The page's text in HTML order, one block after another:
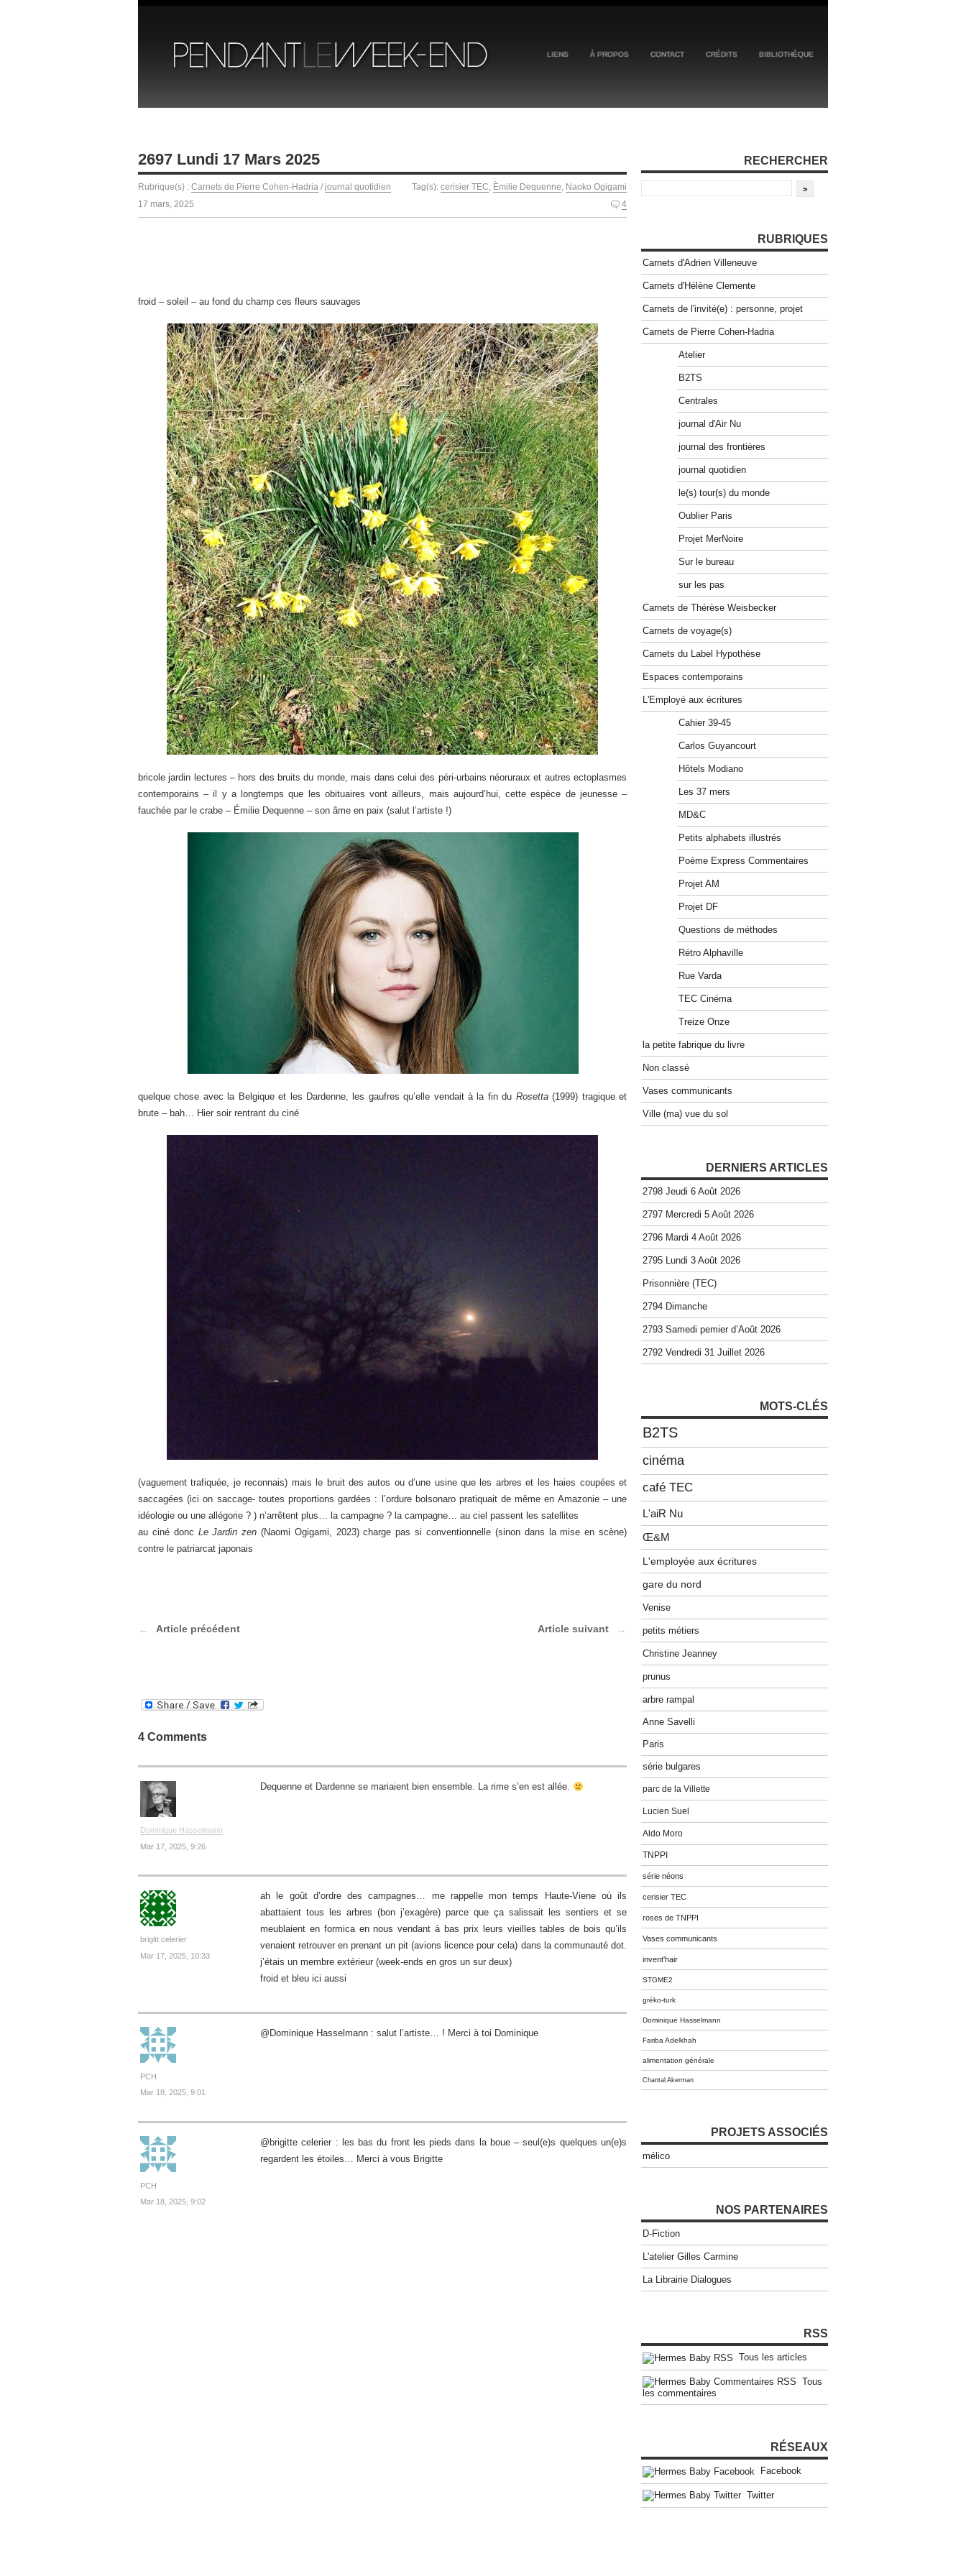
LIENS À PROPOS CONTACT CRÉDITS BIBLIOTHÈQUE
2697 Lundi 17 Mars 2025
Rubrique(s) : Carnets de Pierre Cohen-Hadria / journal quotidien Tag(s): cerisier TEC, Èmilie Dequenne, Naoko Ogigami
17 mars, 2025
4
froid – soleil – au fond du champ ces fleurs sauvages
bricole jardin lectures – hors des bruits du monde, mais dans celui des péri-urbains néoruraux et autres ectoplasmes
contemporains – il y a longtemps que les obituaires vont ailleurs, mais aujourd’hui, cette espèce de jeunesse –
fauchée par le crabe – Émilie Dequenne – son âme en paix (salut l’artiste !)
quelque chose avec la Belgique et les Dardenne, les gaufres qu’elle vendait à la fin du Rosetta(1999) tragique et
brute – bah… Hier soir rentrant du ciné
(vaguement trafiquée, je reconnais) mais le bruit des autos ou d’une usine que les arbres et les haies coupées et
saccagées (ici on saccage- toutes proportions gardées : l’ordure bolsonaro pratiquait de même en Amazonie – une
idéologie ou une allégorie ? ) n’arrêtent plus… la campagne ? la campagne… au ciel passent les satellites
au ciné donc Le Jardin zen (Naomi Ogigami, 2023) charge pas si conventionnelle (sinon dans la mise en scène)
contre le patriarcat japonais
Article précédent Article suivant
4 Comments
Dominique Hasselmann
Mar 17, 2025, 9:26
Dequenne et Dardenne se mariaient bien ensemble. La rime s’en est allée.
brigitt celerier
Mar 17, 2025, 10:33
ah le goût d’ordre des campagnes… me rappelle mon temps Haute-Viene où ils
abattaient tous les arbres (bon j’exagère) parce que ça salissait les sentiers et se
meublaient en formica en nous vendant à bas prix leurs vieilles tables de bois qu’ils
venaient retrouver en prenant un pit (avions licence pour cela) dans la communauté dot.
j’étais un membre extérieur (week-ends en gros un sur deux)
froid et bleu ici aussi
PCH
Mar 18, 2025, 9:01
@Dominique Hasselmann : salut l’artiste… ! Merci à toi Dominique
PCH
Mar 18, 2025, 9:02
@brigitte celerier : les bas du front les pieds dans la boue – seul(e)s quelques un(e)s
regardent les étoiles… Merci à vous Brigitte
RECHERCHER
RUBRIQUES
Carnets d'Adrien Villeneuve
Carnets d'Hélène Clemente
Carnets de l'invité(e) : personne, projet
Carnets de Pierre Cohen-Hadria
Atelier
B2TS
Centrales
journal d'Air Nu
journal des frontières
journal quotidien
le(s) tour(s) du monde
Oublier Paris
Projet MerNoire
Sur le bureau
sur les pas
Carnets de Thérèse Weisbecker
Carnets de voyage(s)
Carnets du Label Hypothèse
Espaces contemporains
L'Employé aux écritures
Cahier 39-45
Carlos Guyancourt
Hôtels Modiano
Les 37 mers
MD&C
Petits alphabets illustrés
Poème Express Commentaires
Projet AM
Projet DF
Questions de méthodes
Rétro Alphaville
Rue Varda
TEC Cinéma
Treize Onze
la petite fabrique du livre
Non classé
Vases communicants
Ville (ma) vue du sol
DERNIERS ARTICLES
2798 Jeudi 6 Août 2026
2797 Mercredi 5 Août 2026
2796 Mardi 4 Août 2026
2795 Lundi 3 Août 2026
Prisonnière (TEC)
2794 Dimanche
2793 Samedi pemier d’Août 2026
2792 Vendredi 31 Juillet 2026
MOTS-CLÉS
B2TS
cinéma
café TEC
L'aiR Nu
Œ&M
L'employée aux écritures
gare du nord
Venise
petits métiers
Christine Jeanney
prunus
arbre rampal
Anne Savelli
Paris
série bulgares
parc de la Villette
Lucien Suel
Aldo Moro
TNPPI
série néons
cerisier TEC
roses de TNPPI
Vases communicants
invent'hair
STGME2
gréko-turk
Dominique Hasselmann
Fariba Adelkhah
alimentation générale
Chantal Akerman
PROJETS ASSOCIÉS
mélico
NOS PARTENAIRES
D-Fiction
L'atelier Gilles Carmine
La Librairie Dialogues
RSS
Tous les articles
Tous
les commentaires
RÉSEAUX
Facebook
Twitter